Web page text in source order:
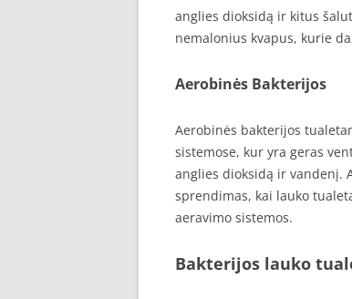
anglies dioksidą ir kitus
nemalonius kvapus, kurie
Aerobinės Bakterijos
Aerobinės bakterijos
sistemose, kur yra geras
anglies dioksidą ir vandenį.
sprendimas, kai lauko
aeravimo sistemos.
Bakterijos lauko